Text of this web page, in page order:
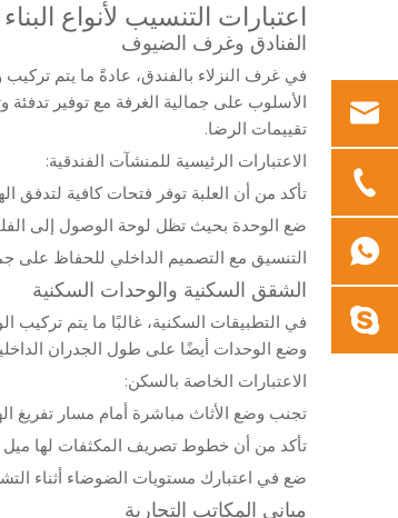
اعتبارات التنسيب لأنواع
الفنادق وغرف الضيوف
في غرف النزلاء بالفندق، عادةً ما يتم
الأسلوب على جمالية الغرفة مع توفير
تقييمات الرضا.
الاعتبارات الرئيسية للمنشآت الفندقية:
تأكد من أن العلبة توفر فتحات كافية لتدفق
ضع الوحدة بحيث تظل لوحة الوصول إلى
التنسيق مع التصميم الداخلي للحفاظ
الشقق السكنية والوحدات السكنية
في التطبيقات السكنية، غالبًا ما يتم
وضع الوحدات أيضًا على طول الجدران
الاعتبارات الخاصة بالسكن:
تجنب وضع الأثاث مباشرة أمام مسار تفريغ
تأكد من أن خطوط تصريف المكثفات لها
ضع في اعتبارك مستويات الضوضاء أثناء
مباني المكاتب التجارية